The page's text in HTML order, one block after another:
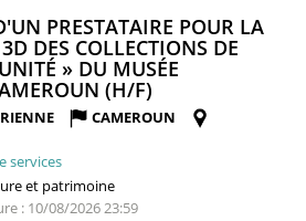
PRESTATAIRE POUR LA
DES COLLECTIONS DE
» DU MUSÉE
(H/F)
FENÊTRE)
CAMEROUN
services
et patrimoine
: 10/08/2026 23:59